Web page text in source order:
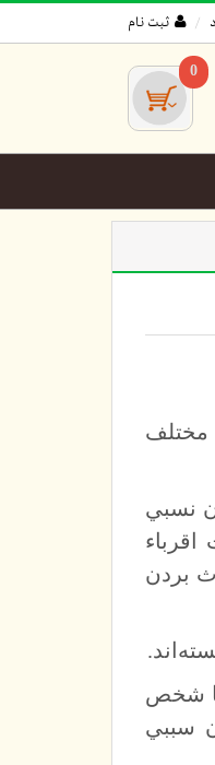
ثبت نام
0
مختلف
نسبي
كه طبقات اقرباء
بردن
با شخص
سببي